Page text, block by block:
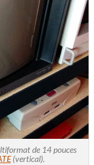
de 14 pouces
(vertical).